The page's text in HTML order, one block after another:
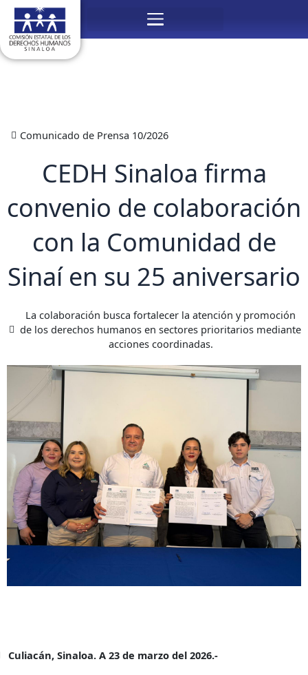
Menú
contenido
Comunicado de Prensa 10/2026
CEDH Sinaloa firma
convenio de colaboración
con la Comunidad de
Sinaí en su 25 aniversario
La colaboración busca fortalecer la atención y promoción
de los derechos humanos en sectores prioritarios mediante
acciones coordinadas.
Culiacán, Sinaloa. A 23 de marzo del 2026.-